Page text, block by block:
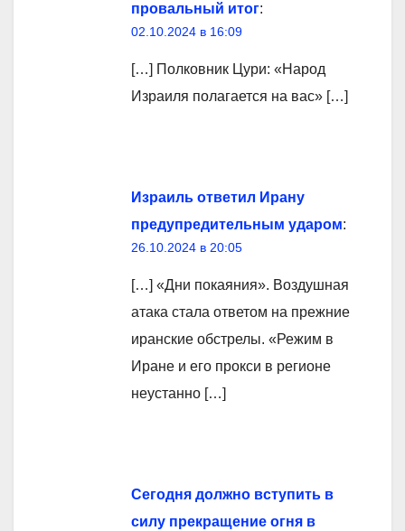
провальный итог:
02.10.2024 в 16:09
[…] Полковник Цури: «Народ
Израиля полагается на вас» […]
Израиль ответил Ирану
предупредительным ударом:
26.10.2024 в 20:05
[…] «Дни покаяния». Воздушная
атака стала ответом на прежние
иранские обстрелы. «Режим в
Иране и его прокси в регионе
неустанно […]
Сегодня должно вступить в
силу прекращение огня в